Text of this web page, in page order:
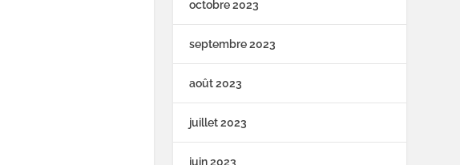
octobre 2023
septembre 2023
août 2023
juillet 2023
juin 2023